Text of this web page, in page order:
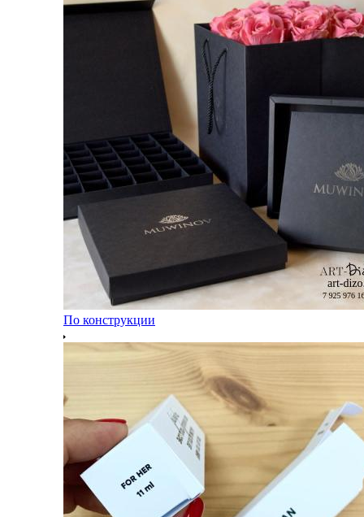
По конструкции